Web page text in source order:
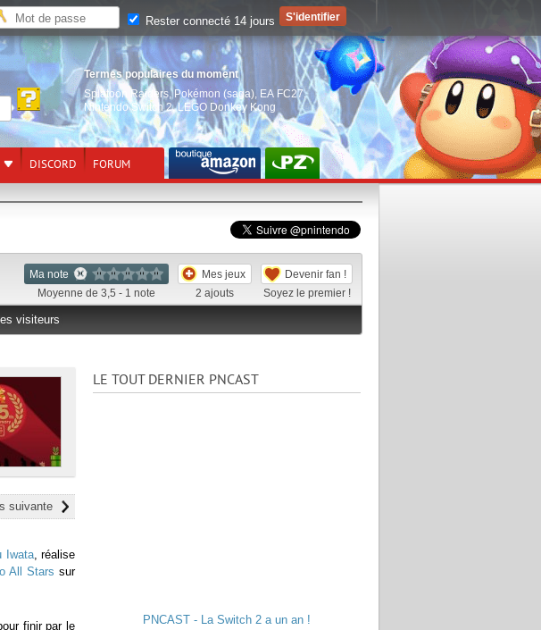
Termes populaires du moment
Splatoon Raiders, Pokémon (saga) EA FC27,
Nintendo Switch 2,LEGO Donkey Kong
DISCORD FORUM
Ma note
Moyenne de 3,5 - 1 note
Mes jeux
2 ajouts
Devenir fan !
Soyez le premier !
visiteurs
suivante
Iwata, réalise
All Stars sur
finir par le
LE TOUT DERNIER PNCAST
PNCAST - La Switch 2 a un an !
Rester connecté 14 jours